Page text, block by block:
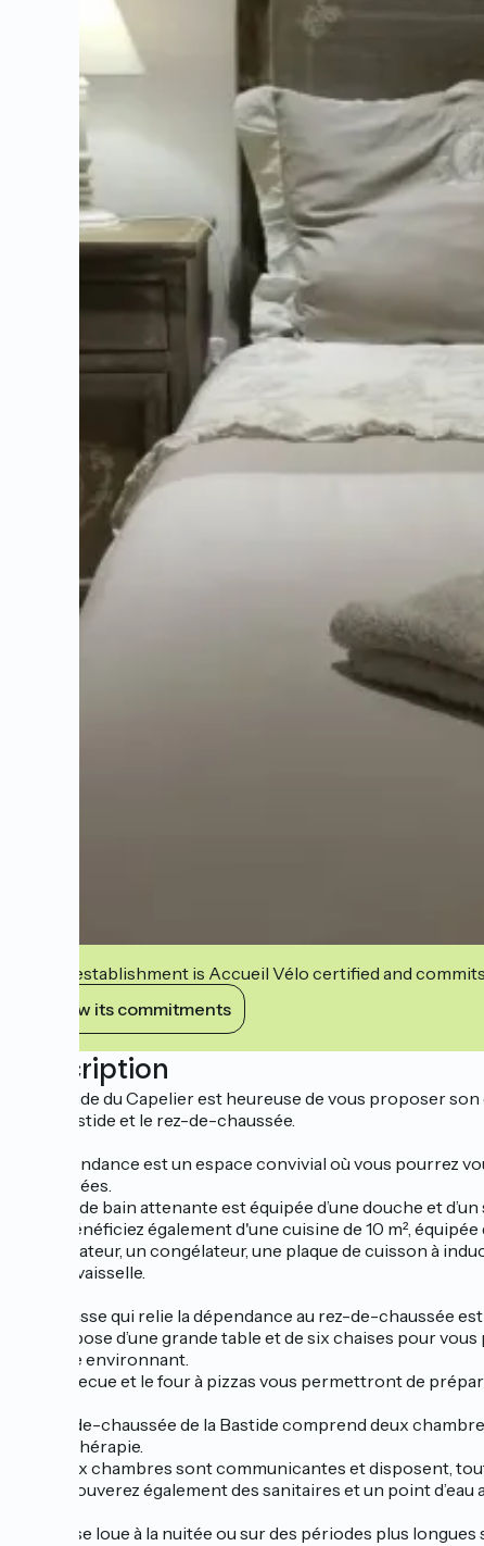
This establishment is Accueil Vélo certified and
View its commitments
Description
La Bastide du Capelier est heureuse de vous proposer
de la Bastide et le rez-de-chaussée.
La dépendance est un espace convivial où vous pourrez
vos soirées.
La salle de bain attenante est équipée d’une douche et
Vous bénéficiez également d'une cuisine de 10 m²,
réfrigérateur, un congélateur, une plaque de cuisson à
et de la vaisselle.
La terrasse qui relie la dépendance au rez-de-chaussée
Elle dispose d’une grande table et de six chaises pour
paysage environnant.
Le barbecue et le four à pizzas vous permettront de
Le rez-de-chaussée de la Bastide comprend deux
balnéothérapie.
Les deux chambres sont communicantes et disposent,
Vous trouverez également des sanitaires et un point
Le gîte se loue à la nuitée ou sur des périodes plus